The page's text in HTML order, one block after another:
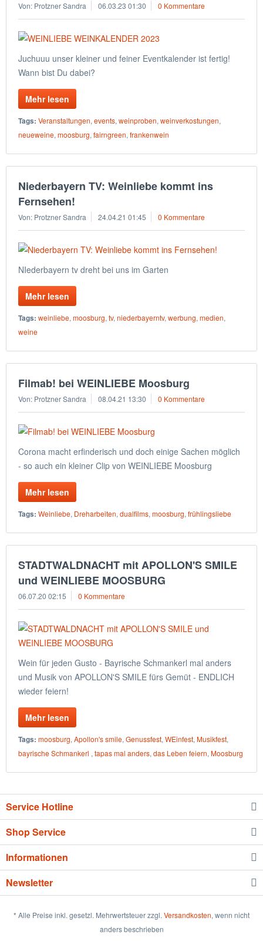
Von: Protzner Sandra 06.03.23 01:30 0 Kommentare
Juchuuu unser kleiner und feiner Eventkalender ist fertig!
Wann bist Du dabei?
Mehr lesen
Tags: Veranstaltungen, events, weinproben, weinverkostungen,
neueweine, moosburg, fairngreen, frankenwein
Niederbayern TV: Weinliebe kommt ins
Fernsehen!
Von: Protzner Sandra 24.04.21 01:45 0 Kommentare
NIederbayern tv dreht bei uns im Garten
Mehr lesen
Tags: weinliebe, moosburg, tv, niederbayerntv, werbung, medien,
weine
Filmab! bei WEINLIEBE Moosburg
Von: Protzner Sandra 08.04.21 13:30 0 Kommentare
Corona macht erfinderisch und doch einige Sachen möglich
- so auch ein kleiner Clip von WEINLIEBE Moosburg
Mehr lesen
Tags: Weinliebe, Dreharbeiten, dualfilms, moosburg, frühlingsliebe
STADTWALDNACHT mit APOLLON'S SMILE
und WEINLIEBE MOOSBURG
06.07.20 02:15 0 Kommentare
Wein für jeden Gusto - Bayrische Schmankerl mal anders
und Musik von APOLLON'S SMILE fürs Gemüt - ENDLICH
wieder feiern!
Mehr lesen
Tags: moosburg, Apollon's smile, Genussfest, WEinfest, Musikfest,
bayrische Schmankerl , tapas mal anders, das Leben feiern, Moosburg
Service Hotline
Shop Service
Informationen
Newsletter
* Alle Preise inkl. gesetzl. Mehrwertsteuer zzgl. Versandkosten, wenn nicht
anders beschrieben